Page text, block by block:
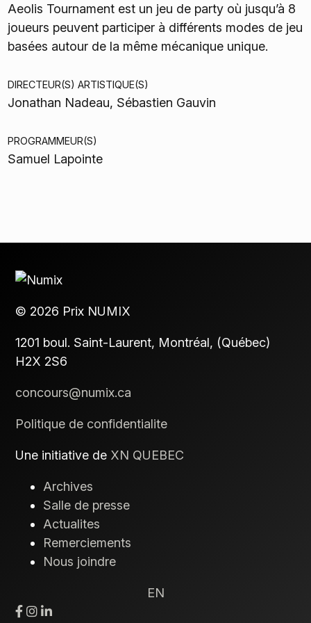
Aeolis Tournament est un jeu de party où jusqu’à 8
joueurs peuvent participer à différents modes de jeu
basées autour de la même mécanique unique.
DIRECTEUR(S) ARTISTIQUE(S)
Jonathan Nadeau, Sébastien Gauvin
PROGRAMMEUR(S)
Samuel Lapointe
© 2026 Prix NUMIX
1201 boul. Saint-Laurent, Montréal, (Québec)
H2X 2S6
concours@numix.ca
Politique de confidentialite
Une initiative de XN QUEBEC
Archives
Salle de presse
Actualites
Remerciements
Nous joindre
EN